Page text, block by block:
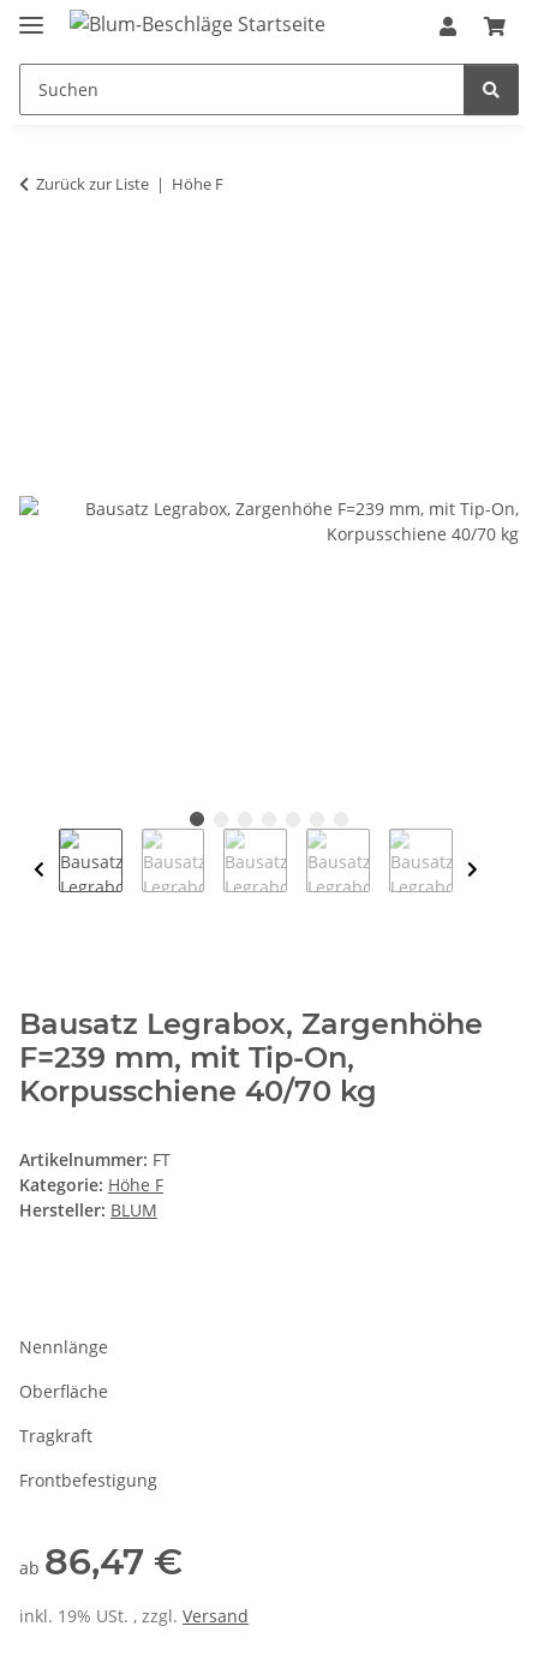
Zurück zur Liste Höhe F
Bausatz Legrabox, Zargenhöhe
F=239 mm, mit Tip-On,
Korpusschiene 40/70 kg
Artikelnummer: FT
Kategorie: Höhe F
Hersteller: BLUM
Nennlänge
Oberfläche
Tragkraft
Frontbefestigung
ab 86,47 €
inkl. 19% USt. , zzgl. Versand